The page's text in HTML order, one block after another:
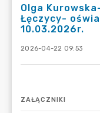
Olga
Łęczycy-
10.03.2026r.
2026-04-22 09:53
ZAŁĄCZNIKI